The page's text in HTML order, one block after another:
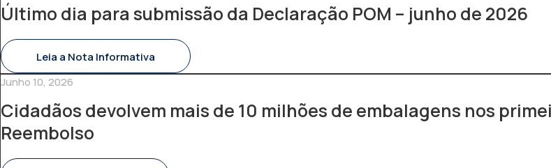
Último dia para submissão da Declaração POM – junho de 2026
Leia a Nota Informativa
Junho 10, 2026
Cidadãos devolvem mais de 10 milhões de embalagens nos
Reembolso